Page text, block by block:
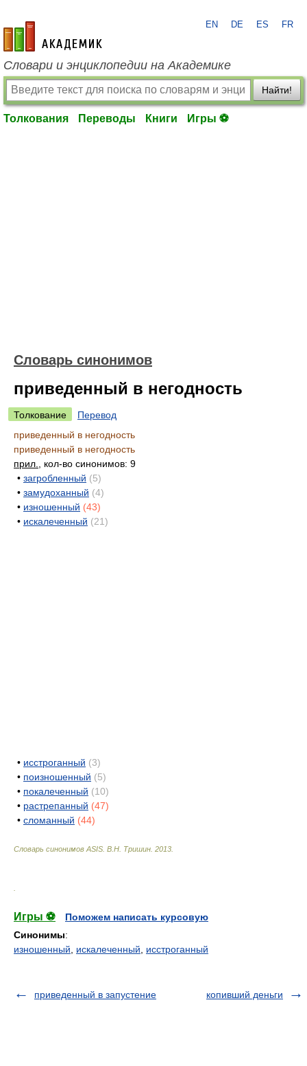
academic.ru
EN DE ES FR
Словари и энциклопедии на Академике
Найти!
Толкования Переводы Книги Игры ⚽
Словарь синонимов
приведенный в негодность
Толкование
Перевод
приведенный в негодность
приведенный в негодность
прил.
, кол-во синонимов: 9
• загробленный (5)
• замудоханный (4)
• изношенный (43)
• искалеченный (21)
• исстроганный (3)
• поизношенный (5)
• покалеченный (10)
• растрепанный (47)
• сломанный (44)
Словарь синонимов ASIS. В.Н. Тришин 2013
Игры ⚽
Поможем написать курсовую
Синонимы:
изношенный
искалеченный исстроганный
приведенный в запустение копивший деньги